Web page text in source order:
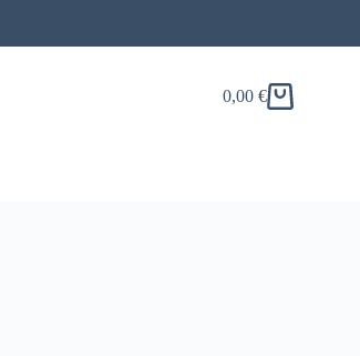
Panier
0,00 €